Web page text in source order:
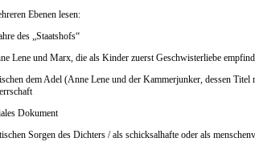
Ebenen lesen:
des „Staatshofs“
Lene und Marx, die als Kinder zuerst Geschwisterliebe
dem Adel (Anne Lene und der Kammerjunker, dessen
Dokument
Sorgen des Dichters / als schicksalhafte oder als